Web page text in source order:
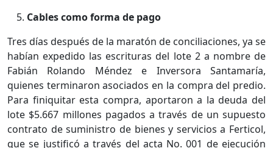
Cables como forma de pago
Tres días después de la maratón de conciliaciones, ya se
habían expedido las escrituras del lote 2 a nombre de
Fabián Rolando Méndez e Inversora Santamaría,
quienes terminaron asociados en la compra del predio.
Para finiquitar esta compra, aportaron a la deuda del
lote $5.667 millones pagados a través de un supuesto
contrato de suministro de bienes y servicios a Ferticol,
que se justificó a través del acta No. 001 de ejecución